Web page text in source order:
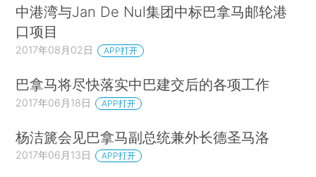
中港湾与Jan De Nul集团中标巴拿马邮轮港
口项目
2017年08月02日 APP打开
巴拿马将尽快落实中巴建交后的各项工作
2017年06月18日 APP打开
杨洁篪会见巴拿马副总统兼外长德圣马洛
2017年06月13日 APP打开